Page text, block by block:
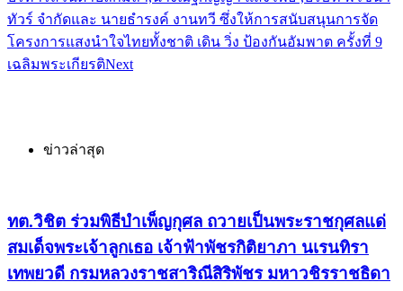
ทัวร์ จำกัดและ นายธำรงค์ งานทวี ซึ่งให้การสนับสนุนการจัด
โครงการแสงนำใจไทยทั้งชาติ เดิน วิ่ง ป้องกันอัมพาต ครั้งที่ 9
เฉลิมพระเกียรติNext
ข่าวล่าสุด
ทต.วิชิต ร่วมพิธีบำเพ็ญกุศล ถวายเป็นพระราชกุศลแด่
สมเด็จพระเจ้าลูกเธอ เจ้าฟ้าพัชรกิติยาภา นเรนทิรา
เทพยวดี กรมหลวงราชสาริณีสิริพัชร มหาวชิรราชธิดา